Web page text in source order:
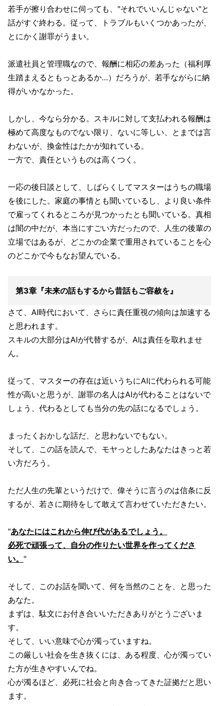
若手が擦り合わせに伺っても、"それでいいんじゃない"と
話がすぐ終わる。従って、トラブルもいくつかあったが、
とにかく謝罪がうまい。
派遣社員と管理職なので、報酬に相応の差あった（福利厚
生踏まえるともっとあるか…）だろうが、若手ながらに納
得がいかなかった。
しかし、今なら分かる。スキルに対して支払われる報酬は
極めて高度なものでない限り、ないに等しい、とまでは言
わないが、換金性はたかが知れている。
一方で、責任というものは高くつく。
一応の後日談として、しばらくしてマスターはうちの職場
を後にした。家庭の事情とも聞いているし、より良い条件
で雇ってくれるところが見つかったとも聞いている。真相
は闇の中だが、本当にすごい方だったので、人生の後輩の
立場ではあるが、どこかの企業で重用されていることを心
のどこかで今もなお望んでいる。
第3章『未来の話もするから昔話もご容赦を』
さて、AI時代において、さらに責任重視の傾向は加速する
と思われます。
スキルの大部分はAIが代替するが、AIは責任を取れませ
ん。
従って、マスターの存在は近いうちにAIに代わられる可能
性が高いと思うが、謝罪の名人はAIが代わることはないで
しょう、代わるとしても当分の先の話になるでしょう。
まったくおかしな話だ、と思わないでもない。
そして、この話を読んで、モヤっとしたあなたはきっと若
い方だろう。
ただ人生の先輩というだけで、偉そうに言うのは信条に反
するが、若さに期待をして敢えて言わせていただきたい。
"あなたにはこれから伸び代があるでしょう。
必死で頑張って、自分の作りたい世界を作ってくださ
い。 "
そして、このお話を聞いて、何を当然のことを、と思った
あなた。
まずは、駄文にお付き合いいただきありがとうございま
す。
そして、いい意味で心が濁っていますね。
この厳しい社会を生き抜くには、ある程度、心が濁ってい
た方が生きやすいんでね。
心が濁るほど、必死に社会と向き合ってきた証拠だと思い
ます。